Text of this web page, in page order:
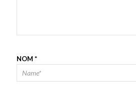
NOM *